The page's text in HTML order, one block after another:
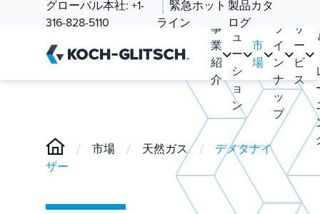
グローバル本社: +1-
316-828-5110
緊急ホット
ライン
製品カタ
ログ
事
業
紹
介
リ
ュ
ー
シ
ョ
ン
市
場
ラ
イ
ン
ナ
ッ
プ
サ
ー
ビ
ス
/ 市場 / 天然ガス /
デメタナイ
ザー